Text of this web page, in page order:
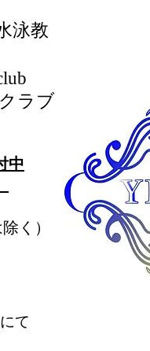
泳教
ラブ
中
く）
て